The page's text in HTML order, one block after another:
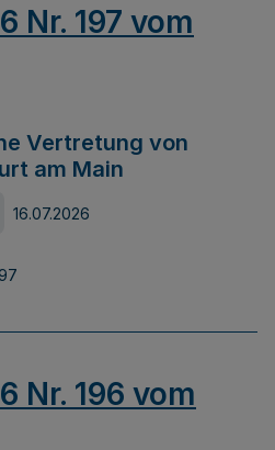
Nr. 197 vom
Vertretung von
am Main
16.07.2026
Nr. 196 vom